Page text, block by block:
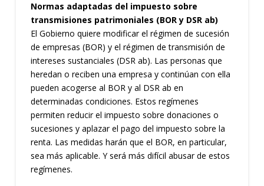
Normas adaptadas del impuesto sobre
transmisiones patrimoniales (BOR y DSR ab)
El Gobierno quiere modificar el régimen de sucesión
de empresas (BOR) y el régimen de transmisión de
intereses sustanciales (DSR ab). Las personas que
heredan o reciben una empresa y continúan con ella
pueden acogerse al BOR y al DSR ab en
determinadas condiciones. Estos regímenes
permiten reducir el impuesto sobre donaciones o
sucesiones y aplazar el pago del impuesto sobre la
renta. Las medidas harán que el BOR, en particular,
sea más aplicable. Y será más difícil abusar de estos
regímenes.